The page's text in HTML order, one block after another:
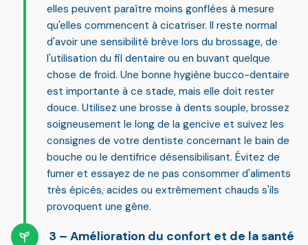
elles peuvent paraître moins gonflées à mesure
qu'elles commencent à cicatriser. Il reste normal
d'avoir une sensibilité brève lors du brossage, de
l'utilisation du fil dentaire ou en buvant quelque
chose de froid. Une bonne hygiène bucco-dentaire
est importante à ce stade, mais elle doit rester
douce. Utilisez une brosse à dents souple, brossez
soigneusement le long de la gencive et suivez les
consignes de votre dentiste concernant le bain de
bouche ou le dentifrice désensibilisant. Évitez de
fumer et essayez de ne pas consommer d'aliments
très épicés, acides ou extrêmement chauds s'ils
provoquent une gêne.
Amélioration du confort et de la santé